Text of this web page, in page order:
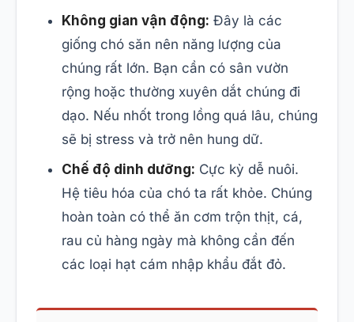
Không gian vận động: Đây là các
giống chó săn nên năng lượng của
chúng rất lớn. Bạn cần có sân vườn
rộng hoặc thường xuyên dắt chúng đi
dạo. Nếu nhốt trong lồng quá lâu, chúng
sẽ bị stress và trở nên hung dữ.
Chế độ dinh dưỡng: Cực kỳ dễ nuôi.
Hệ tiêu hóa của chó ta rất khỏe. Chúng
hoàn toàn có thể ăn cơm trộn thịt, cá,
rau củ hàng ngày mà không cần đến
các loại hạt cám nhập khẩu đắt đỏ.